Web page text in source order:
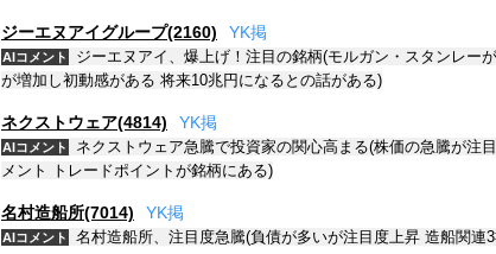
ジーエヌアイグループ(2160) YK掲
AIコメント
ジーエヌアイ、爆上げ！注目の銘柄(モルガン・スタンレー
が増加し初動感がある 将来10兆円になるとの話がある)
ネクストウェア(4814) YK掲
AIコメント
ネクストウェア急騰で投資家の関心高まる(株価の急騰が注
メント トレードポイントが銘柄にある)
名村造船所(7014) YK掲
AIコメント 名村造船所、注目度急騰(負債が多いが注目度上昇 造船関連